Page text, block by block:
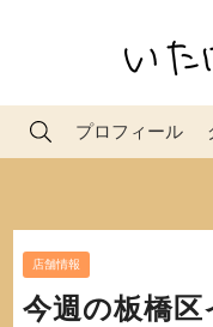
プロフィール
店舗情報
今週の板橋